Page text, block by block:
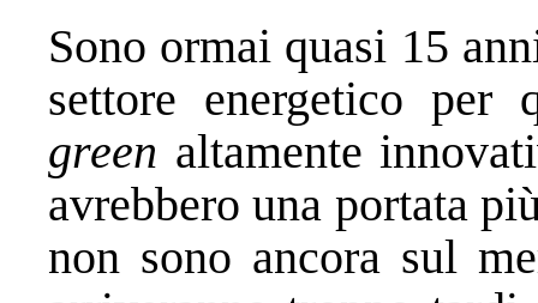
Sono ormai quasi 15
settore energetico per
green altamente
avrebbero una portata
non sono ancora sul